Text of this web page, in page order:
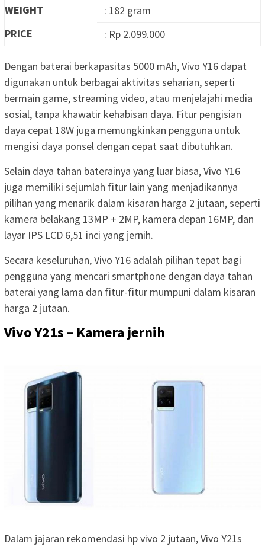
WEIGHT
: 182 gram
PRICE
: Rp 2.099.000
Dengan baterai berkapasitas 5000 mAh, Vivo Y16 dapat
digunakan untuk berbagai aktivitas seharian, seperti
bermain game, streaming video, atau menjelajahi media
sosial, tanpa khawatir kehabisan daya. Fitur pengisian
daya cepat 18W juga memungkinkan pengguna untuk
mengisi daya ponsel dengan cepat saat dibutuhkan.
Selain daya tahan baterainya yang luar biasa, Vivo Y16
juga memiliki sejumlah fitur lain yang menjadikannya
pilihan yang menarik dalam kisaran harga 2 jutaan, seperti
kamera belakang 13MP + 2MP, kamera depan 16MP, dan
layar IPS LCD 6,51 inci yang jernih.
Secara keseluruhan, Vivo Y16 adalah pilihan tepat bagi
pengguna yang mencari smartphone dengan daya tahan
baterai yang lama dan fitur-fitur mumpuni dalam kisaran
harga 2 jutaan.
Vivo Y21s – Kamera jernih
Dalam jajaran rekomendasi hp vivo 2 jutaan, Vivo Y21s